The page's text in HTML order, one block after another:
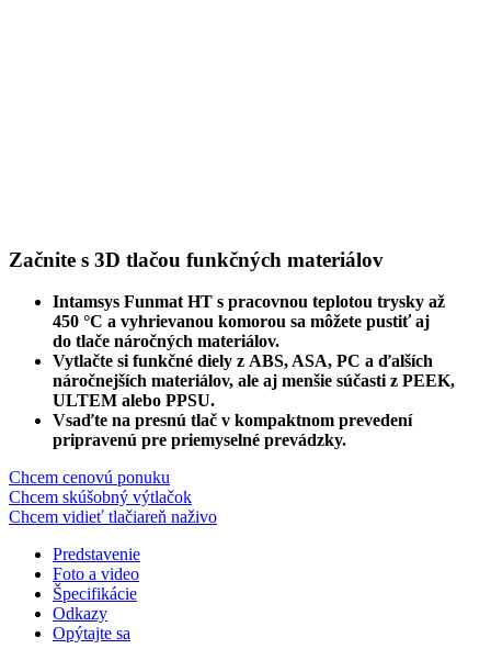
Začnite s 3D tlačou funkčných materiálov
Intamsys Funmat HT s pracovnou teplotou trysky až
450 °C a vyhrievanou komorou sa môžete pustiť aj
do tlače náročných materiálov.
Vytlačte si funkčné diely z ABS, ASA, PC a ďalších
náročnejších materiálov, ale aj menšie súčasti z PEEK,
ULTEM alebo PPSU.
Vsaďte na presnú tlač v kompaktnom prevedení
pripravenú pre priemyselné prevádzky.
Chcem cenovú ponuku
Chcem skúšobný výtlačok
Chcem vidieť tlačiareň naživo
Predstavenie
Foto a video
Špecifikácie
Odkazy
Opýtajte sa